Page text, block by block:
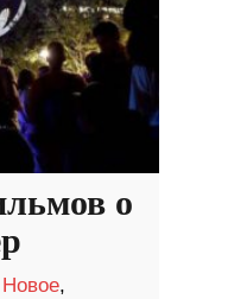
о
Новое,